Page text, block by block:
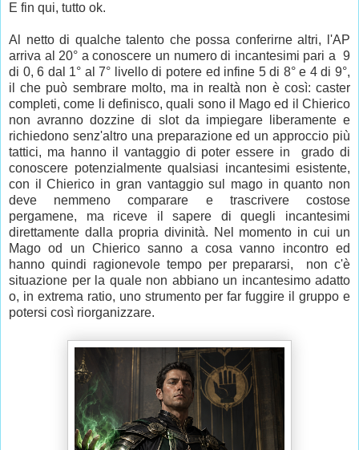
E fin qui, tutto ok.
Al netto di qualche talento che possa conferirne altri, l'AP
arriva al 20° a conoscere un numero di incantesimi pari a 9
di 0, 6 dal 1° al 7° livello di potere ed infine 5 di 8° e 4 di 9°,
il che può sembrare molto, ma in realtà non è così: caster
completi, come li definisco, quali sono il Mago ed il Chierico
non avranno dozzine di slot da impiegare liberamente e
richiedono senz'altro una preparazione ed un approccio più
tattici, ma hanno il vantaggio di poter essere in grado di
conoscere potenzialmente qualsiasi incantesimi esistente,
con il Chierico in gran vantaggio sul mago in quanto non
deve nemmeno comparare e trascrivere costose
pergamene, ma riceve il sapere di quegli incantesimi
direttamente dalla propria divinità. Nel momento in cui un
Mago od un Chierico sanno a cosa vanno incontro ed
hanno quindi ragionevole tempo per prepararsi, non c'è
situazione per la quale non abbiano un incantesimo adatto
o, in extrema ratio, uno strumento per far fuggire il gruppo e
potersi così riorganizzare.